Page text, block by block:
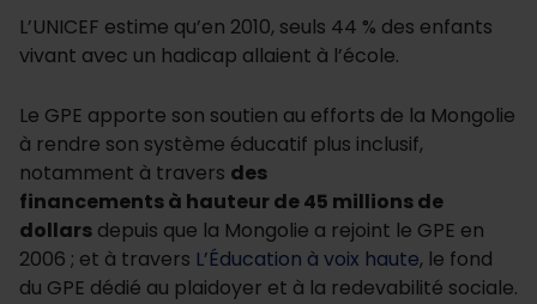
L’UNICEF estime qu’en 2010, seuls 44 % des enfants
vivant avec un hadicap allaient à l’école.
Le GPE apporte son soutien au efforts de la Mongolie
à rendre son système éducatif plus inclusif,
notamment à travers des
financementsà hauteur de 45 millions de
dollars depuis que la Mongolie a rejoint le GPE en
2006 ; et à travers L’Éducation à voix haute, le fond
du GPE dédié au plaidoyer et à la redevabilité sociale.